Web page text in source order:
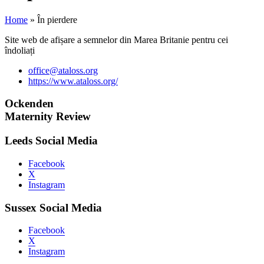
Home » În pierdere
Site web de afișare a semnelor din Marea Britanie pentru cei
îndoliați
office@ataloss.org
https://www.ataloss.org/
Ockenden
Maternity Review
Leeds Social Media
Facebook
X
Instagram
Sussex Social Media
Facebook
X
Instagram